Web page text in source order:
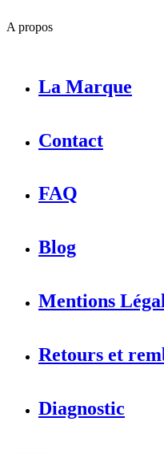
A propos
La Marque
Contact
FAQ
Blog
Mentions
Retours et
Diagnostic